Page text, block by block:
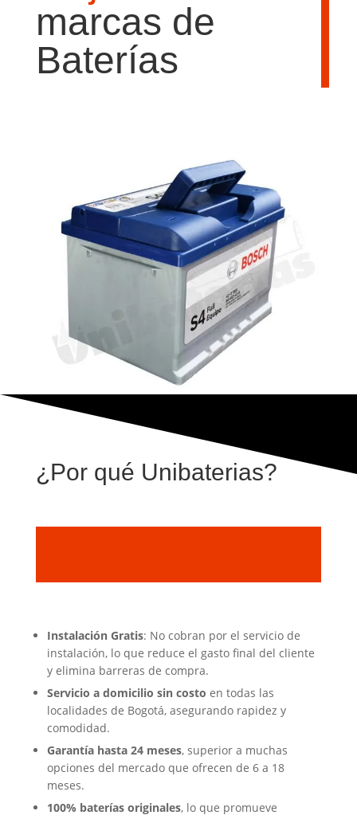
marcas de
Baterías
¿Por qué Unibaterias?
Instalación Gratis: No cobran por el servicio de
instalación, lo que reduce el gasto final del cliente
y elimina barreras de compra.
Servicio a domicilio sin costo en todas las
localidades de Bogotá, asegurando rapidez y
comodidad.
Garantía hasta 24 meses, superior a muchas
opciones del mercado que ofrecen de 6 a 18
meses.
100% baterías originales, lo que promueve